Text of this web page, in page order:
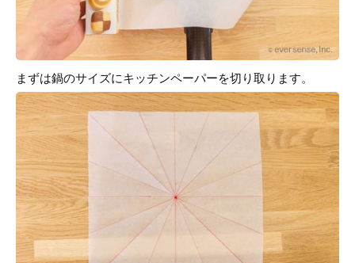
まずは鍋のサイズにキッチンペーパーを切り取ります。